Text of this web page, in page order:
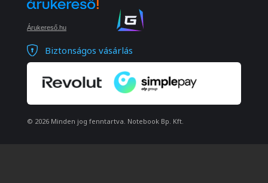
Árukereső.hu
Biztonságos vásárlás
© 2026 Minden jog fenntartva. Notebook Bp. Kft.